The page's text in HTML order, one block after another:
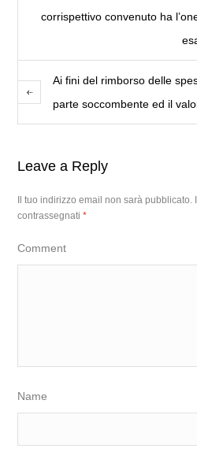
corrispettivo convenuto ha
Ai fini del rimborso delle
parte soccombente ed il
Leave a Reply
Il tuo indirizzo email non sarà pubblicato.
contrassegnati*
Comment
Name